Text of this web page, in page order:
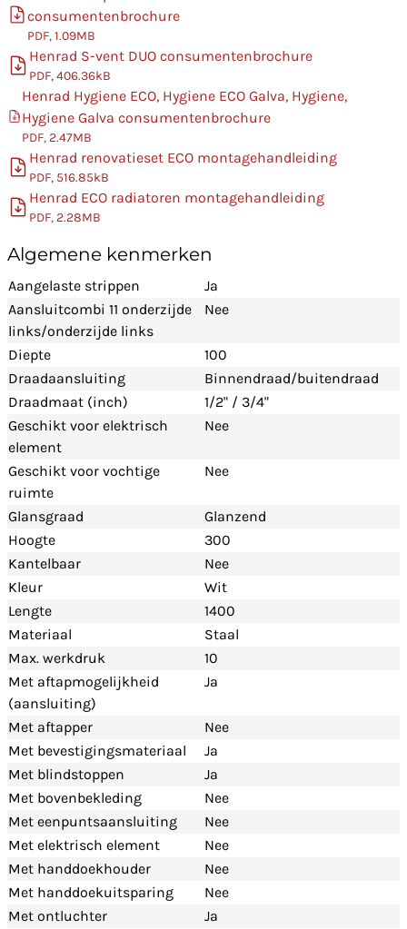
consumentenbrochure
PDF, 1.09MB
Henrad S-vent DUO consumentenbrochure
PDF, 406.36kB
Henrad Hygiene ECO, Hygiene ECO Galva, Hygiene,
Hygiene Galva consumentenbrochure
PDF, 2.47MB
Henrad renovatieset ECO montagehandleiding
PDF, 516.85kB
Henrad ECO radiatoren montagehandleiding
PDF, 2.28MB
Algemene kenmerken
Aangelaste strippen
Ja
Aansluitcombi 11 onderzijde
links/onderzijde links
Nee
Diepte
100
Draadaansluiting
Binnendraad/buitendraad
Draadmaat (inch)
1/2" / 3/4"
Geschikt voor elektrisch
element
Nee
Geschikt voor vochtige
ruimte
Nee
Glansgraad
Glanzend
Hoogte
300
Kantelbaar
Nee
Kleur
Wit
Lengte
1400
Materiaal
Staal
Max. werkdruk
10
Met aftapmogelijkheid
(aansluiting)
Ja
Met aftapper
Nee
Met bevestigingsmateriaal
Ja
Met blindstoppen
Ja
Met bovenbekleding
Nee
Met eenpuntsaansluiting
Nee
Met elektrisch element
Nee
Met handdoekhouder
Nee
Met handdoekuitsparing
Nee
Met ontluchter
Ja